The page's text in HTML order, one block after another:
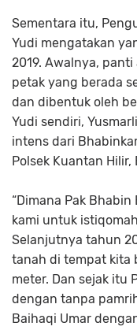
Sementara itu,
Yudi mengatakan
2019. Awalnya,
petak yang berada
dan dibentuk oleh
Yudi sendiri,
intens dari
Polsek Kuantan Hilir,
“Dimana Pak
kami untuk
Selanjutnya tahun
tanah di tempat kita
meter. Dan sejak itu
dengan tanpa
Baihaqi Umar